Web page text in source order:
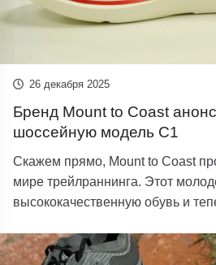
26 декабря 2025
Бренд Mount to Coast
шоссейную модель C1
Скажем прямо, Mount to Coast
мире трейлраннинга. Этот
высококачественную обувь и